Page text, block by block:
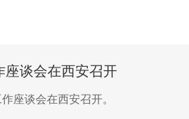
座谈会在西安召开
座谈会在西安召开。